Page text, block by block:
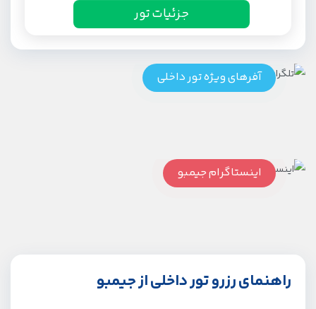
جزئیات تور
آفرهای ویژه تور داخلی
اینستاگرام جیمبو
راهنمای رزرو تور داخلی از جیمبو